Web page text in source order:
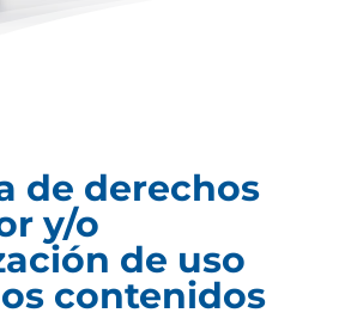
de derechos
y/o
de uso
contenidos